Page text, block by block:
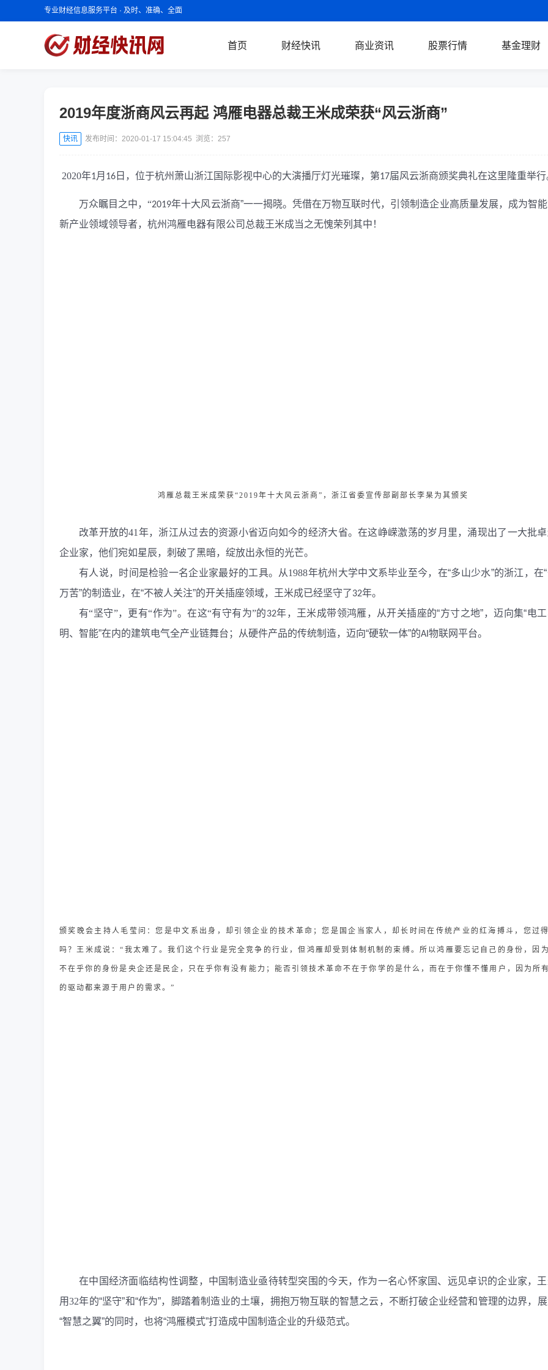
专业财经信息服务平台 · 及时、准确、全面
首页 财经快讯 商业资讯 股票行情 基金理财
2019年度浙商风云再起 鸿雁电器总裁王米成荣获“风云浙商”
快讯 发布时间：2020-01-17 15:04:45 浏览： 257
2020年1月 16 日，位于杭州萧山浙江国际影视中心的大演播厅灯光璀璨，第17届风云浙商颁奖典礼在这里隆重举行
万众瞩目之中，“2019年十大风云浙商”一一揭晓。凭借在万物互联时代，引领制造企业高质量发展，成为智
新产业领域领导者，杭州鸿雁电器有限公司总裁王米成当之无愧荣列其中！
鸿雁总裁王米成荣获“2019年十大风云浙商”，浙江省委宣传部副部长李杲为其颁奖
改革开放的41 年，浙江从过去的资源小省迈向如今的经济大省。在这峥嵘激荡的岁月里，涌现出了一大批
企业家，他们宛如星辰，刺破了黑暗，绽放出永恒的光芒。
有人说，时间是检验一名企业家最好的工具。从1988年杭州大学中文系毕业至今，在“多山少水”的浙江，在
万苦”的制造业，在“不被人关注”的开关插座领域，王米成已经坚守了32年。
有“坚守”，更有“作为”。在这“有守有为”的32年，王米成带领鸿雁，从开关插座的“方寸之地”，迈向集“电
明、智能”在内的建筑电气全产业链舞台；从硬件产品的传统制造，迈向“硬软一体”的AI 物联网平台。
颁奖晚会主持人毛莹问：您是中文系出身，却引领企业的技术革命；您是国企当家人，却长时间在传统产业的红海搏斗，您过
吗？王米成说：“我太难了。我们这个行业是完全竞争的行业，但鸿雁却受到体制机制的束缚。所以鸿雁要忘记自己的身份，因
不在乎你的身份是央企还是民企，只在乎你有没有能力；能否引领技术革命不在于你学的是什么，而在于你懂不懂用户，因为所
的驱动都来源于用户的需求。”
在中国经济面临结构性调整，中国制造业亟待转型突围的今天，作为一名心怀家国、远见卓识的企业家，
用32年的“坚守”和“作为”，脚踏着制造业的土壤，拥抱万物互联的智慧之云，不断打破企业经营和管理的边界，
“智慧之翼”的同时，也将“鸿雁模式”打造成中国制造企业的升级范式。